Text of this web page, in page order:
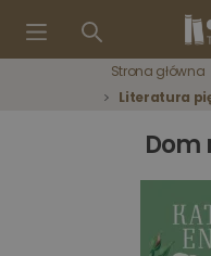
Strona główna
Literatura
Dom